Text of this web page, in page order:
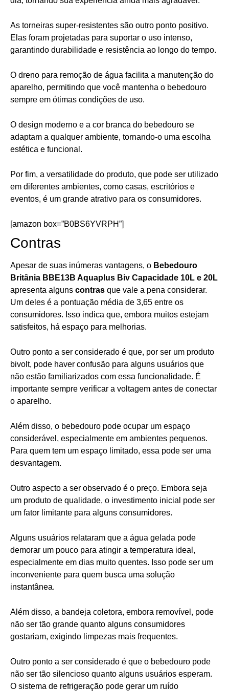
As torneiras super-resistentes são outro ponto positivo.
Elas foram projetadas para suportar o uso intenso,
garantindo durabilidade e resistência ao longo do tempo.
O dreno para remoção de água facilita a manutenção do
aparelho, permitindo que você mantenha o bebedouro
sempre em ótimas condições de uso.
O design moderno e a cor branca do bebedouro se
adaptam a qualquer ambiente, tornando-o uma escolha
estética e funcional.
Por fim, a versatilidade do produto, que pode ser utilizado
em diferentes ambientes, como casas, escritórios e
eventos, é um grande atrativo para os consumidores.
[amazon box=”B0BS6YVRPH”]
Contras
Apesar de suas inúmeras vantagens, o Bebedouro
Britânia BBE13B Aquaplus Biv Capacidade 10L e 20L
apresenta alguns contras que vale a pena considerar.
Um deles é a pontuação média de 3,65 entre os
consumidores. Isso indica que, embora muitos estejam
satisfeitos, há espaço para melhorias.
Outro ponto a ser considerado é que, por ser um produto
bivolt, pode haver confusão para alguns usuários que
não estão familiarizados com essa funcionalidade. É
importante sempre verificar a voltagem antes de conectar
o aparelho.
Além disso, o bebedouro pode ocupar um espaço
considerável, especialmente em ambientes pequenos.
Para quem tem um espaço limitado, essa pode ser uma
desvantagem.
Outro aspecto a ser observado é o preço. Embora seja
um produto de qualidade, o investimento inicial pode ser
um fator limitante para alguns consumidores.
Alguns usuários relataram que a água gelada pode
demorar um pouco para atingir a temperatura ideal,
especialmente em dias muito quentes. Isso pode ser um
inconveniente para quem busca uma solução
instantânea.
Além disso, a bandeja coletora, embora removível, pode
não ser tão grande quanto alguns consumidores
gostariam, exigindo limpezas mais frequentes.
Outro ponto a ser considerado é que o bebedouro pode
não ser tão silencioso quanto alguns usuários esperam.
O sistema de refrigeração pode gerar um ruído